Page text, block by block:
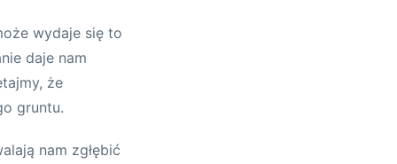
wydaje się to
daje nam
że
gruntu.
nam zgłębić